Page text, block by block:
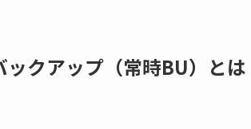
ックアップ（常時BU）とは